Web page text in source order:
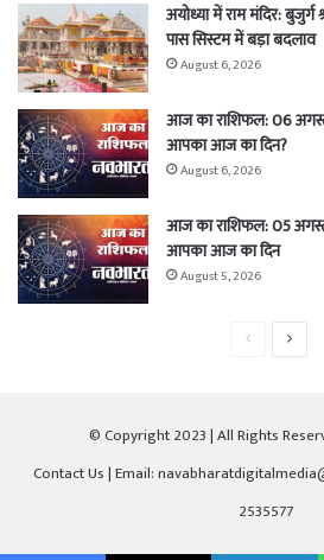
अयोध्या में राम मंदिर:
पास सिस्टम में बड़ा बदलाव
August 6, 2026
आज का राशिफल: 06
आपका आज का दिन?
August 6, 2026
आज का राशिफल: 05
आपका आज का दिन
August 5, 2026
PreviousNext
© Copyright 2023 | All Rights
Contact Us| Email:
2535577